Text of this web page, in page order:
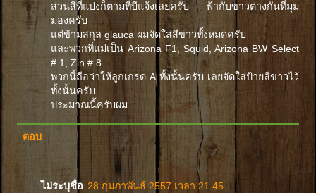
ส่วนสีที่แบ่งก็ตามที่บีแจ้งเลยครับ ฟ้ากับขาวต่างกันที่มุม
มองครับ
แต่ข้ามสกุล glauca ผมจัดใส่สีขาวทั้งหมดครับ
และพวกที่แม่เป็น Arizona F1, Squid, Arizona BW Select
# 1, Zin # 8
พวกนี้ถือว่าให้ลูกเกรด A ทั้งนั้นครับ เลยจัดใส่ป้ายสีขาวไว้
ทั้งนั้นครับ
ประมาณนี้ครับผม
ตอบ
ไม่ระบุชื่อ 28 กุมภาพันธ์ 2557 เวลา 21:45